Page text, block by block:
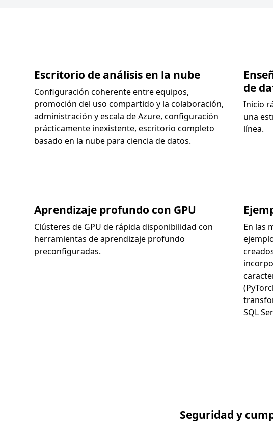
Escritorio de análisis en la nube
Configuración coherente entre equipos,
promoción del uso compartido y la colaboración,
administración y escala de Azure, configuración
prácticamente inexistente, escritorio completo
basado en la nube para ciencia de datos.
de
Inicio
una
línea.
Aprendizaje profundo con GPU
Clústeres de GPU de rápida disponibilidad con
herramientas de aprendizaje profundo
preconfiguradas.
En las
SQL
Seguridad y